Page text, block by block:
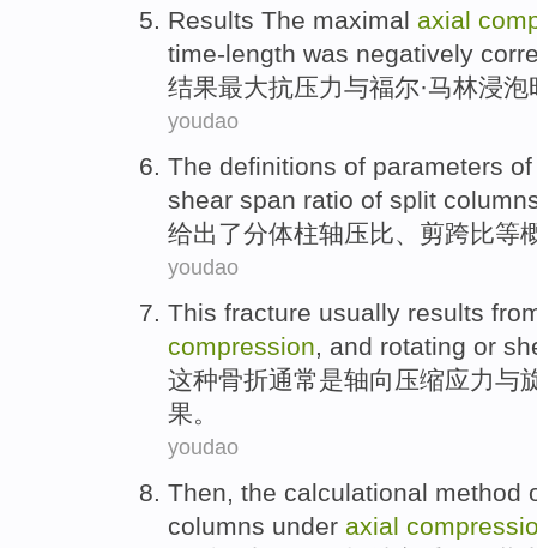
Results The maximal axial
time-length was negatively
结果最大抗压力与福尔·马林浸泡
youdao
The definitions of parameters
shear span ratio of split
给出了分体柱轴压比、 剪跨比等
youdao
This fracture usually results
compression, and rotating or
这种骨折通常是轴向 压缩应力与
果。
youdao
Then , the calculational method
columns under axial